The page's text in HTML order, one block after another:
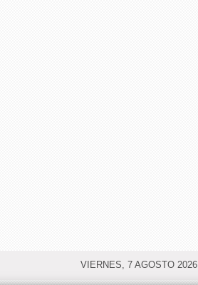
VIERNES, 7 AGOSTO 2026